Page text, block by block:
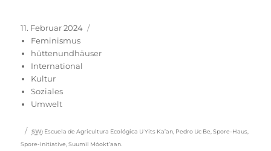
Veröffentlicht
am
11. Februar 2024
Feminismus
hüttenundhäuser
International
Kultur
Soziales
Umwelt
Schlagwörter
SW: Escuela de Agricultura Ecológica U Yits Ka’an Pedro Uc Be ,Spore-Haus
Spore-Initiative ,Suumil Móokt’aan.